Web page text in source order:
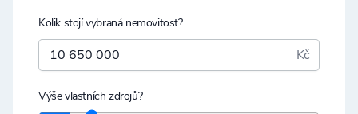
Kolik stojí vybraná nemovitost?
Kč
Výše vlastních zdrojů?